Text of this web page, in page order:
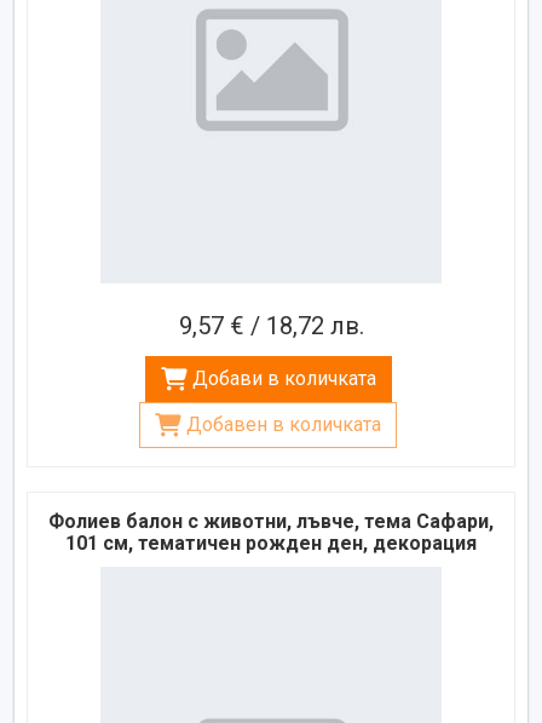
9,57 € / 18,72 лв.
Добави в количката
Добавен в количката
Фолиев балон с животни, лъвче, тема Сафари,
101 см, тематичен рожден ден, декорация